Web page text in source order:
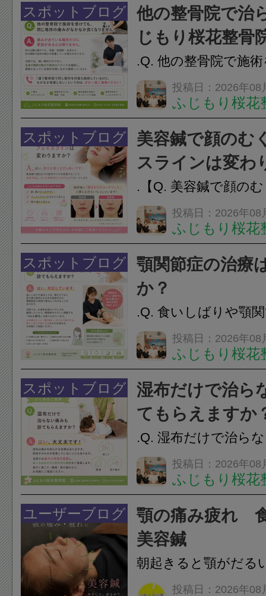
スポットブログ
他の整骨院で治
じもり桜花整骨
さい
.Q. 他の整骨院で施
じ場所の痛みがなか
せん。A. 痛みが出て
原因があるとは限り
腰の痛みでも、骨盤
など、別の関節や筋
投稿日：2026年08
ふじもり桜花
スポットブログ
美容鍼で顔のむ
スラインは変わ
.【Q. 美容鍼で顔の
ラインは変わります
変化を感じる方も多
で顔まわりの筋肉や
ことで、血流を促し
のこわばりにアプロ
投稿日：2026年08
ふじもり桜花
スポットブログ
顎関節症の治療
か？
.Q. 食いしばりや顎
らえますか？A. はい
す。食いしばりや歯
けでなく首や肩の筋
担をかけ、顎関節症
つながることがあり
投稿日：2026年08
ふじもり桜花
スポットブログ
湿布だけで治ら
てもらえますか
.Q. 湿布だけで治ら
らえますか？A. はい
湿布は痛みを和らげ
すが、原因そのもの
いこともあります。
原因を確認し、お一
投稿日：2026年08
ふじもり桜花
ユーザーブログ
顎の痛み疲れ
美容鍼
朝起きると顎がだる
ありませんか？無意
投稿日：2026年08